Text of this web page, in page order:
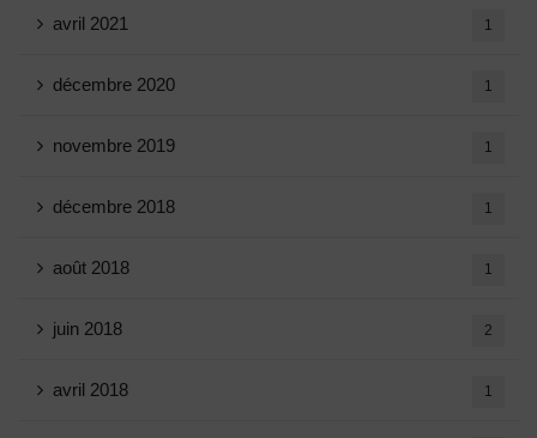
avril 2021 1
décembre 2020 1
novembre 2019 1
décembre 2018 1
août 2018 1
juin 2018 2
avril 2018 1